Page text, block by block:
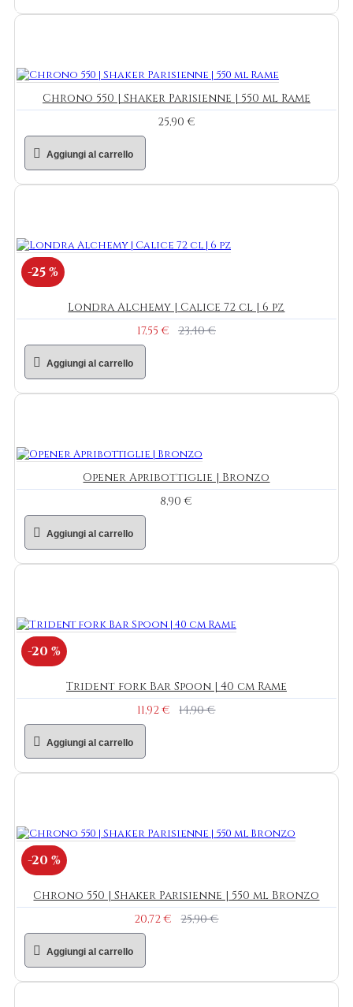
Chrono 550 | Shaker Parisienne | 550 ml Rame
25,90 €
Aggiungi al carrello
-25 %
Londra Alchemy | Calice 72 cl | 6 pz
17,55 €
23,40 €
Aggiungi al carrello
Opener Apribottiglie | Bronzo
8,90 €
Aggiungi al carrello
-20 %
Trident fork Bar Spoon | 40 cm Rame
11,92 €
14,90 €
Aggiungi al carrello
-20 %
Chrono 550 | Shaker Parisienne | 550 ml Bronzo
20,72 €
25,90 €
Aggiungi al carrello